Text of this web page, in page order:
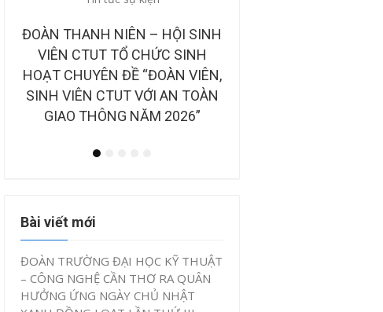
ĐOÀN THANH NIÊN – HỘI SINH
VIÊN CTUT TỔ CHỨC SINH
HOẠT CHUYÊN ĐỀ “ĐOÀN VIÊN,
SINH VIÊN CTUT VỚI AN TOÀN
GIAO THÔNG NĂM 2026”
Bài viết mới
ĐOÀN TRƯỜNG ĐẠI HỌC KỸ THUẬT
– CÔNG NGHỆ CẦN THƠ RA QUÂN
HƯỞNG ỨNG NGÀY CHỦ NHẬT